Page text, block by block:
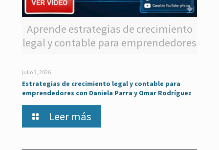
Aprende estrategias de crecimiento
legal y contable para emprendedores
julio 3, 2026
Estrategias de crecimiento legal y contable para
emprendedores con Daniela Parra y Omar Rodríguez
Leer más